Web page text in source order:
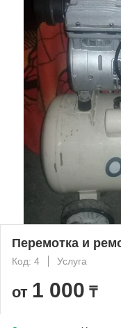
Перемотка и
Код: 4 Услуга
от 1 000 ₸